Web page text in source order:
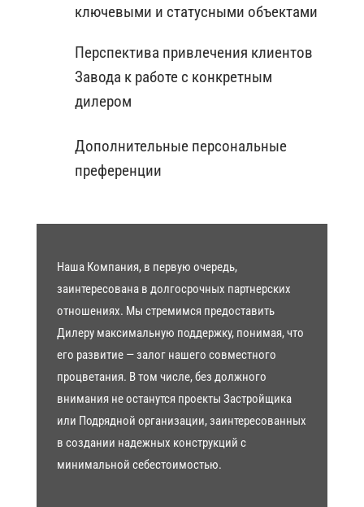
ключевыми и статусными объектами
Перспектива привлечения клиентов
Завода к работе с конкретным
дилером
Дополнительные персональные
преференции
Наша Компания, в первую очередь,
заинтересована в долгосрочных партнерских
отношениях. Мы стремимся предоставить
Дилеру максимальную поддержку, понимая, что
его развитие — залог нашего совместного
процветания. В том числе, без должного
внимания не останутся проекты Застройщика
или Подрядной организации, заинтересованных
в создании надежных конструкций с
минимальной себестоимостью.